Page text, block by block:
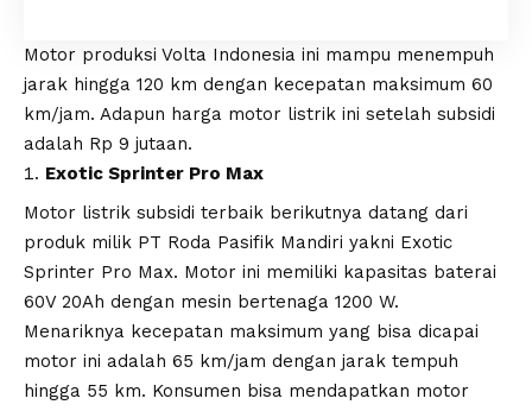
Motor produksi Volta Indonesia ini mampu menempuh
jarak hingga 120 km dengan kecepatan maksimum 60
km/jam. Adapun harga motor listrik ini setelah subsidi
adalah Rp 9 jutaan.
Exotic Sprinter Pro Max
Motor listrik subsidi terbaik berikutnya datang dari
produk milik PT Roda Pasifik Mandiri yakni Exotic
Sprinter Pro Max. Motor ini memiliki kapasitas baterai
60V 20Ah dengan mesin bertenaga 1200 W.
Menariknya kecepatan maksimum yang bisa dicapai
motor ini adalah 65 km/jam dengan jarak tempuh
hingga 55 km. Konsumen bisa mendapatkan motor